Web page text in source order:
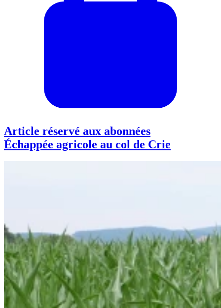
Article réservé aux abonnées
Échappée agricole au col de Crie